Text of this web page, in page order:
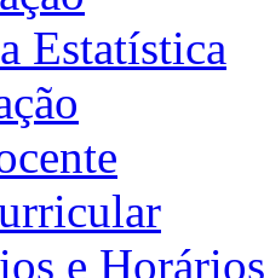
Estatística
e Horários